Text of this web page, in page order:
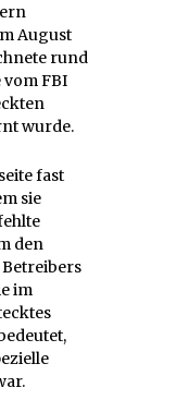
August
rund
vom FBI
wurde.
fast
sie
den
im